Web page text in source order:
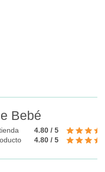
Bebé
4.80 / 5
4.80 / 5